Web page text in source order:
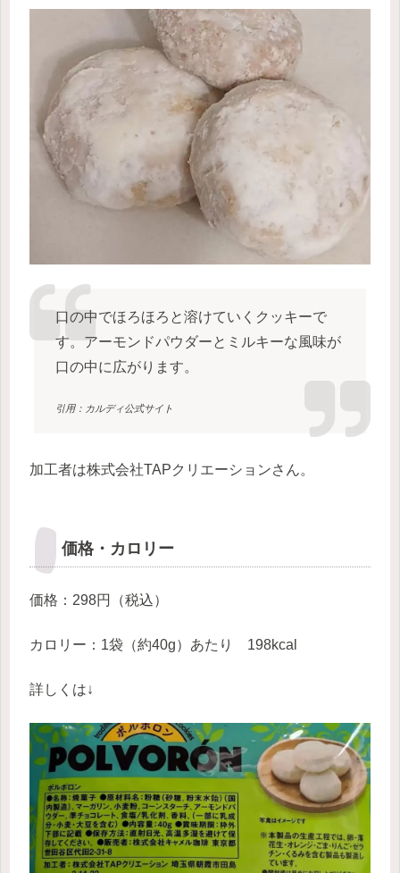
口の中でほろほろと溶けていくクッキーで
す。アーモンドパウダーとミルキーな風味が
口の中に広がります。
引用：カルディ公式サイト
加工者は株式会社TAPクリエーションさん。
価格・カロリー
価格：298円（税込）
カロリー：1袋（約40g）あたり 198kcal
詳しくは↓